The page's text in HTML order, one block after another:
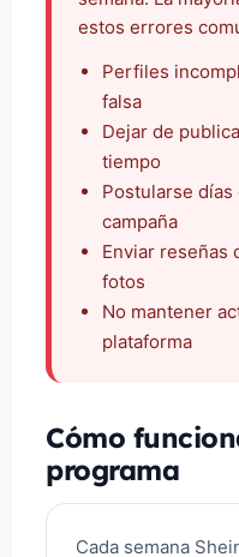
estos errores
Perfiles
falsa
Dejar de
tiempo
Postularse
campaña
Enviar reseñas
fotos
No mantener
plataforma
Cómo
programa
Cada semana